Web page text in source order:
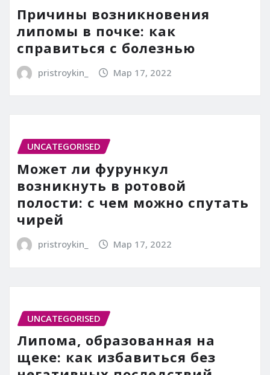
Причины возникновения
липомы в почке: как
справиться с болезнью
pristroykin_ Мар 17, 2022
UNCATEGORISED
Может ли фурункул
возникнуть в ротовой
полости: с чем можно спутать
чирей
pristroykin_ Мар 17, 2022
UNCATEGORISED
Липома, образованная на
щеке: как избавиться без